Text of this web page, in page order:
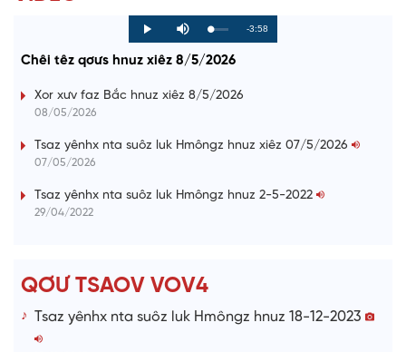
P
l
y
M
u
e
L
o
d
0
P
r
g
s
R
i
-3:58
Chêi têz qơưs hnuz xiêz 8/5/2026
Xor xưv faz Bắc hnuz xiêz 8/5/2026
08/05/2026
Tsaz yênhx nta suôz luk Hmôngz hnuz xiêz 07/5/2026
07/05/2026
Tsaz yênhx nta suôz luk Hmôngz hnuz 2-5-2022
29/04/2022
QƠƯ TSAOV VOV4
Tsaz yênhx nta suôz luk Hmôngz hnuz 18-12-2023